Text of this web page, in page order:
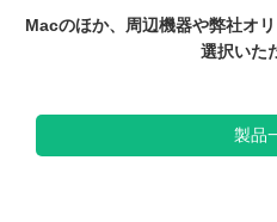
Macのほか、周辺機器や弊社オ
選択いた
製品